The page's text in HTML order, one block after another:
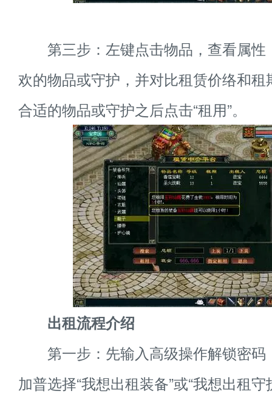
第三步：左键点击物品，查看属性
欢的物品或守护，并对比租赁价络和
合适的物品或守护之后点击“租用”。
出租流程介绍
第一步：先输入高级操作解锁密码
加普选择“我想出租装备”或“我想出租